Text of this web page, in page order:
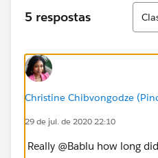
5 respostas
Christine Chibvongodze
29 de jul. de 2020 22:10
Really @Bablu how long